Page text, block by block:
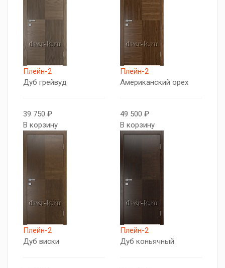
Плейн-2
Дуб грейвуд
39 750 ₽
В корзину
Плейн-2
Американский орех
49 500 ₽
В корзину
Плейн-2
Дуб виски
Плейн-2
Дуб коньячный